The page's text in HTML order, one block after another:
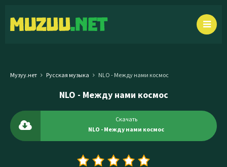
Музуу.нет Русская музыка NLO - Между нами космос
NLO - Между нами космос
Скачать
NLO - Между нами космос